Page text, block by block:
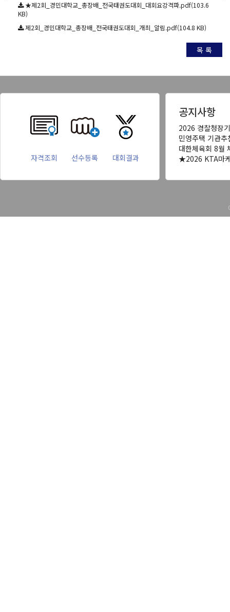
★제2회_경민대학교_총장배_전국태권도대회_대회요강격파.pdf(103.6
KB)
제2회_경민대학교_총장배_전국태권도대회_개최_알림.pdf(104.8 KB)
목 록
자격조회 선수등록 대회결과
공지사항
2026 경찰청장
민영주택 기관
대한체육회 8월
★2026 KTA마